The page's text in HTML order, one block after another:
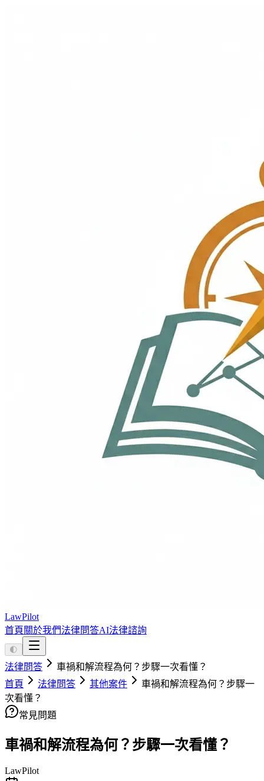
LawPilot
首頁 關於我們法律問答AI法律諮詢
🌓
法律問答
車禍和解流程為何？步驟一次看懂？
首頁
法律問答 其他案件
車禍和解流程為何？步驟一
次看懂？
常見問題
車禍和解流程為何？步驟一次看懂？
LawPilot